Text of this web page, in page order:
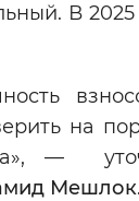
В 2025
на
—
Мешлок.